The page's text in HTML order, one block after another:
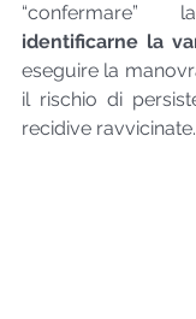
identificarne la
eseguire la
il rischio di
recidive ravvicinate.